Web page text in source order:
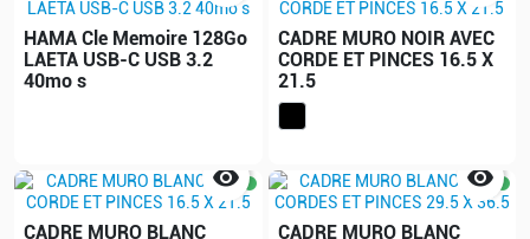
HAMA Cle Memoire 128Go
LAETA USB-C USB 3.2
40mo s
CADRE MURO NOIR AVEC
CORDE ET PINCES 16.5 X
21.5

CADRE MURO BLANC

CADRE MURO BLANC